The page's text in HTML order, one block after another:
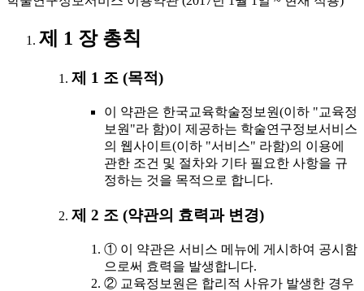
제 1 장 총칙
제 1 조 (목적)
이 약관은 한국교육학술정보원(이하 "교육정
보원"라 함)이 제공하는 학술연구정보서비스
의 웹사이트(이하 "서비스" 라함)의 이용에
관한 조건 및 절차와 기타 필요한 사항을 규
정하는 것을 목적으로 합니다.
제 2 조 (약관의 효력과 변경)
① 이 약관은 서비스 메뉴에 게시하여 공시함
으로써 효력을 발생합니다.
② 교육정보원은 합리적 사유가 발생한 경우